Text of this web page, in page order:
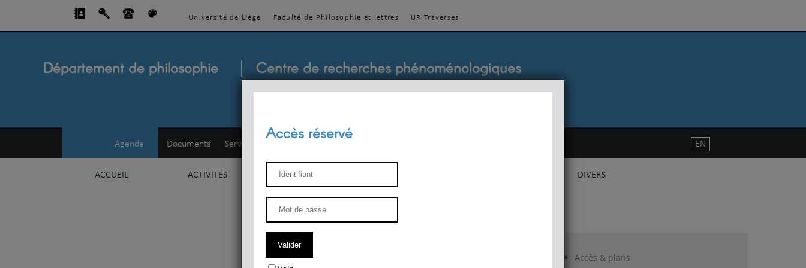
Université de Liège Faculté de Philosophie et lettres UR Traverses
Département de philosophie Centre de recherches phénoménologiques
Agenda Documents Service d'esthétique
ACCUEIL ACTIVITÉS ENSEIGNEMENT DIVERS
EN
Accès & plans
Accès réservé